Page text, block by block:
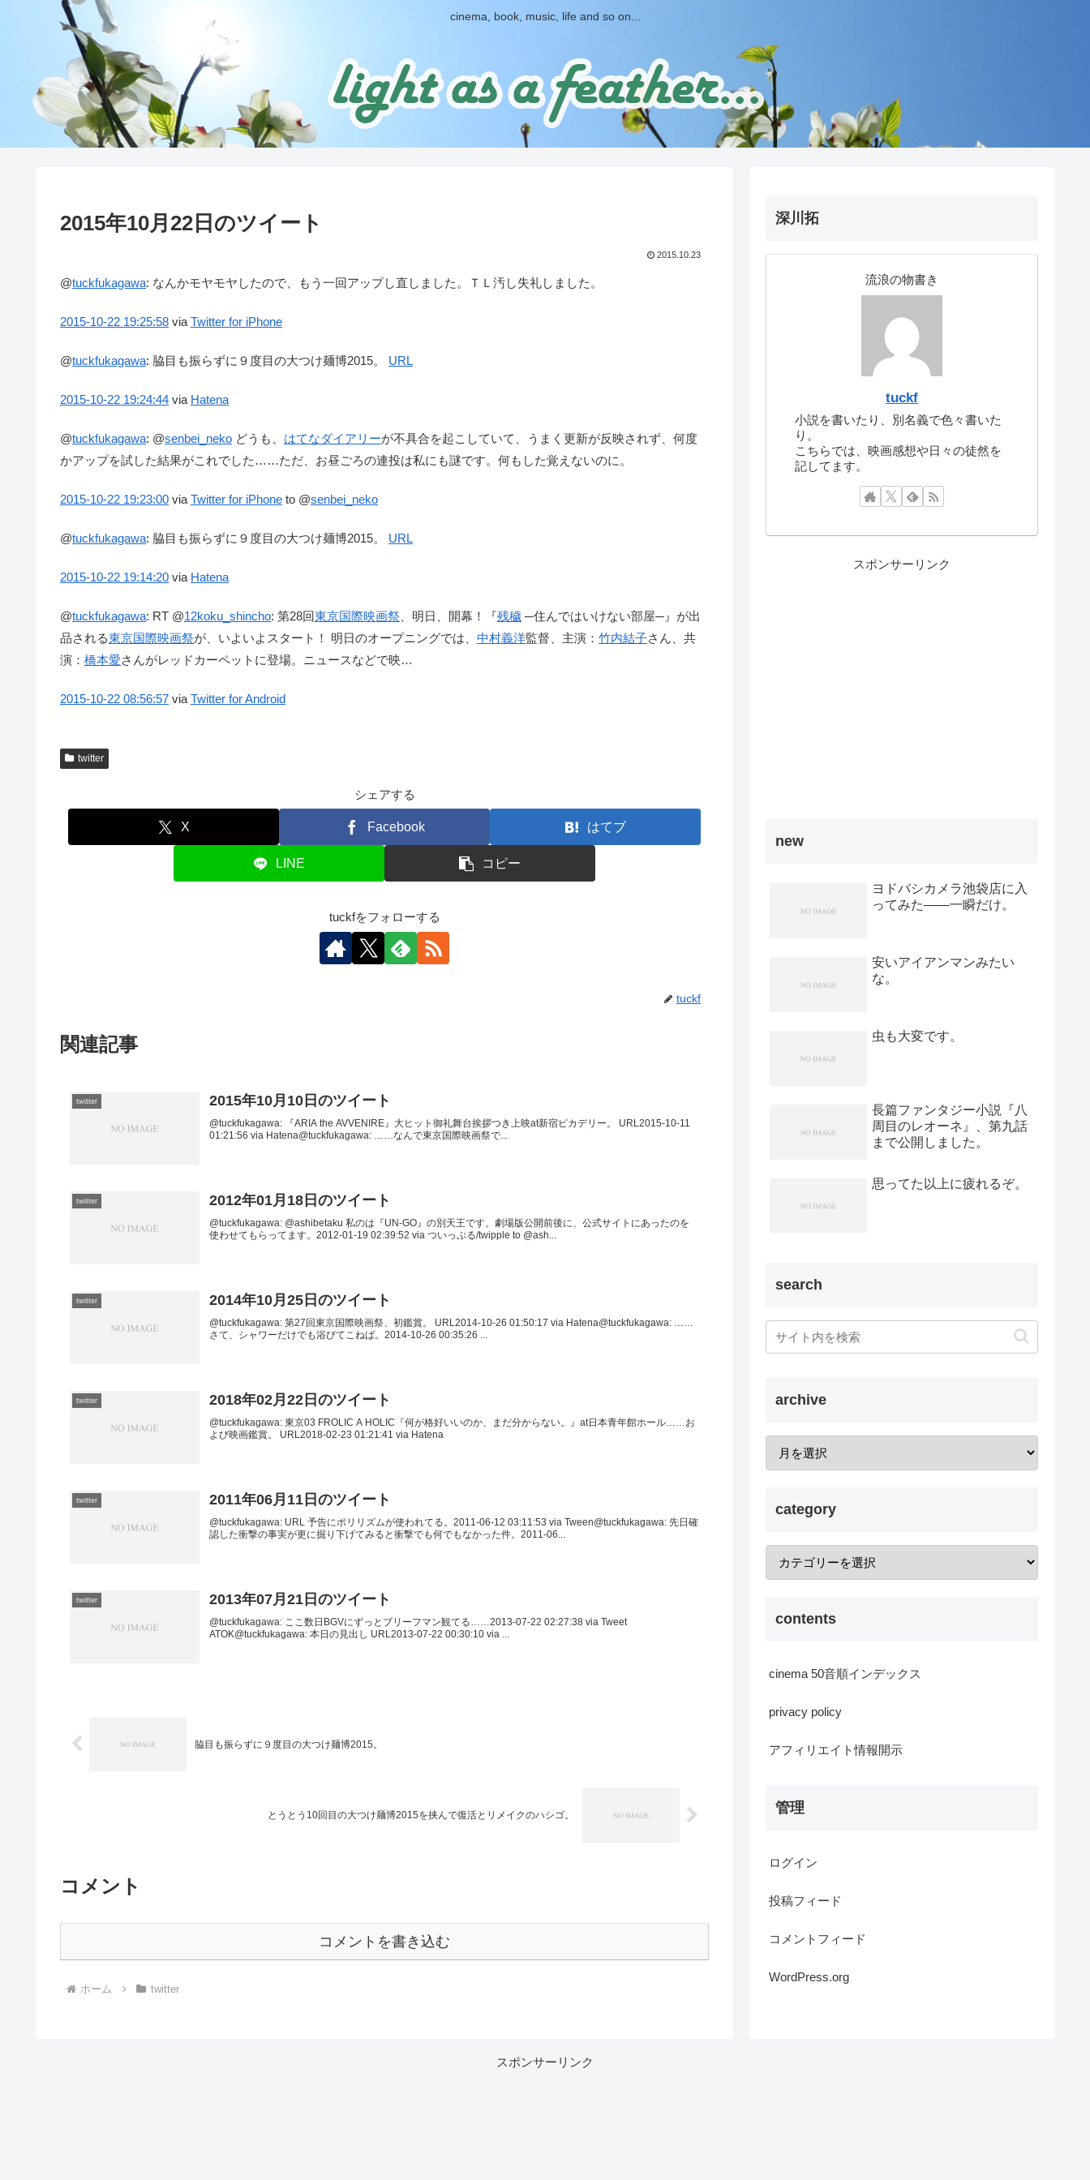
cinema, book, music, life and so on...
2015年10月22日のツイート
2015.10.23
@tuckfukagawa: なんかモヤモヤしたので、もう一回アップし直しました。ＴＬ汚し失礼しました。
2015-10-22 19:25:58 via Twitter for iPhone
@tuckfukagawa: 脇目も振らずに９度目の大つけ麺博2015。 URL
2015-10-22 19:24:44 via Hatena
@tuckfukagawa: @senbei_neko どうも、 はてなダイアリーが不具合を起こしていて、うまく更新が反映されず、何度
かアップを試した結果がこれでした……ただ、お昼ごろの連投は私にも謎です。何もした覚えないのに。
2015-10-22 19:23:00 via Twitter for iPhone to @senbei_neko
@tuckfukagawa: 脇目も振らずに９度目の大つけ麺博2015。 URL
2015-10-22 19:14:20 via Hatena
@tuckfukagawa: RT @12koku_shincho: 第28回東京国際映画祭 、明日、開幕！『残穢 ─住んではいけない部屋─』が出
品される東京国際映画祭が、いよいよスタート！ 明日のオープニングでは、 中村義洋監督、主演： 竹内結子さん、共
演： 橋本愛さんがレッドカーペットに登場。ニュースなどで映…
2015-10-22 08:56:57 via Twitter for Android
twitter
シェアする
X Facebook はてブ
LINE コピー
tuckfをフォローする
tuckf
関連記事
twitter 2015年10月10日のツイート
@tuckfukagawa: 『ARIA the AVVENIRE』大ヒット御礼舞台挨拶つき上映at新宿ピカデリー。 URL2015-10-11
01:21:56 via Hatena@tuckfukagawa: ……なんで東京国際映画祭で...
twitter 2012年01月18日のツイート
@tuckfukagawa: @ashibetaku 私のは『UN-GO』の別天王です。劇場版公開前後に、公式サイトにあったのを
使わせてもらってます。2012-01-19 02:39:52 via ついっぷる/twipple to @ash...
twitter 2014年10月25日のツイート
@tuckfukagawa: 第27回東京国際映画祭、初鑑賞。 URL2014-10-26 01:50:17 via Hatena@tuckfukagawa: ……
さて、シャワーだけでも浴びてこねば。2014-10-26 00:35:26 ...
twitter 2018年02月22日のツイート
@tuckfukagawa: 東京03 FROLIC A HOLIC『何が格好いいのか、まだ分からない。』at日本青年館ホール……お
よび映画鑑賞。 URL2018-02-23 01:21:41 via Hatena
twitter 2011年06月11日のツイート
@tuckfukagawa: URL 予告にポリリズムが使われてる。2011-06-12 03:11:53 via Tween@tuckfukagawa: 先日確
認した衝撃の事実が更に掘り下げてみると衝撃でも何でもなかった件。2011-06...
twitter 2013年07月21日のツイート
@tuckfukagawa: ここ数日BGVにずっとブリーフマン観てる……2013-07-22 02:27:38 via Tweet
ATOK@tuckfukagawa: 本日の見出し URL2013-07-22 00:30:10 via ...
脇目も振らずに９度目の大つけ麺博2015。
とうとう10回目の大つけ麺博2015を挟んで復活とリメイクのハシゴ。
コメント
コメントを書き込む
ホーム twitter
深川拓
流浪の物書き
tuckf
小説を書いたり、別名義で色々書いた
り。
こちらでは、映画感想や日々の徒然を
記してます。
スポンサーリンク
new
ヨドバシカメラ池袋店に入
ってみた――一瞬だけ。
安いアイアンマンみたい
な。
虫も大変です。
長篇ファンタジー小説『八
周目のレオーネ』、第九話
まで公開しました。
思ってた以上に疲れるぞ。
search
archive
category
contents
cinema 50音順インデックス
privacy policy
アフィリエイト情報開示
管理
ログイン
投稿フィード
コメントフィード
WordPress.org
スポンサーリンク